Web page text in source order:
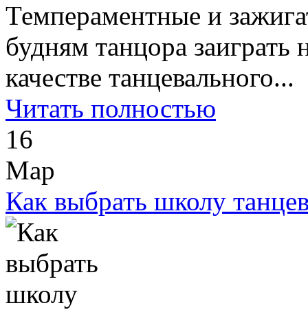
Темпераментные и
будням танцора
качестве танцевального...
Читать полностью
16
Мар
Как выбрать школу